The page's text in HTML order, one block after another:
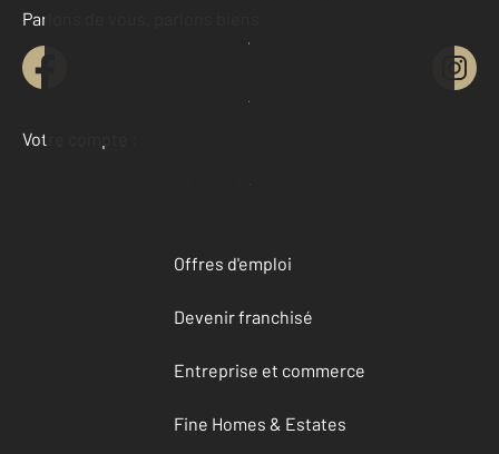
Contacter l'agence
Demander une estimation
Parlons de vous, parlons biens
Votre compte :
Accéder à mon compte
Offres d'emploi
Devenir franchisé
Entreprise et commerce
Fine Homes & Estates